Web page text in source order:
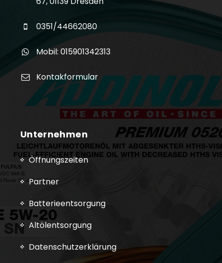
0351/44662080
Mobil: 015901342313
Kontakformular
Unternehmen
Öffnungszeiten
Partner
Batterieentsorgung
Altölentsorgung
Datenschutzerklärung